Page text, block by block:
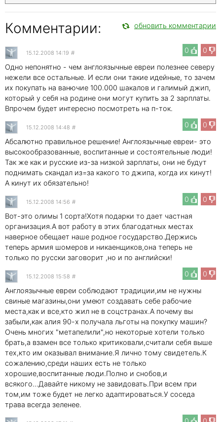
Комментарии: обновить комментарии
0 0
15.12.2008 14:19 #
Одно непонятно - чем англоязычные евреи полезнее северу
нежели все остальные. И если они такие идейные, то зачем
их покупать на ванючие 100.000 шакалов и галимый джип,
который у себя на родине они могут купить за 2 зарплаты.
Впрочем будет интересно посмотреть на п-ток.
0
0
15.12.2008 14:48 #
Абсалютно правильное решение! Англоязычные евреи- это
высокообразованные, воспитанные и состоятельные люди!
Так же как и русские из-за низкой зарплаты, они не будут
поднимать скандал из=за какого то джипа, когда их кинут!
А кинут их обязательно!
0
0
15.12.2008 14:56 #
Вот-это олимы 1 сорта!Хотя подарки то дает частная
организация.А вот работу в этих благодатных местах
наверное обещает наше родное государство.Держись
теперь армия шомеров и никаенщиков,она теперь не
только по русски заговорит ,но и по английски!
0
0
15.12.2008 15:58 #
Англоязычные евреи соблюдают традиции,им не нужны
свиные магазины,они умеют создавать себе рабочие
места,как и все,кто жил не в соцстранах.А почему вы
забыли,как алия 90-х получала льготы на покупку машин?
Очень многих "метапелили",но некоторые хотели только
брать,а взамен все только критиковали,считали себя выше
тех,кто им оказывал внимание.Я лично тому свидетель.К
сожалению,среди наших есть не только
хорошие,воспитанные люди.Полно и снобов,и
всякого...Давайте никому не завидовать.При всем при
том,им тоже будет не легко адаптироваться.У соседа
трава всегда зеленее.